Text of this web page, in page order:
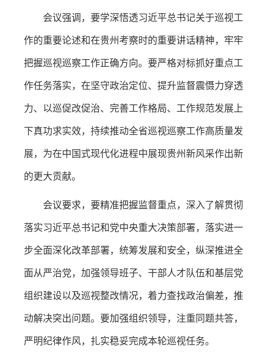
会议强调，要学深悟透习近平总书记关于巡视工
作的重要论述和在贵州考察时的重要讲话精神，牢牢
把握巡视巡察工作正确方向。要严格对标抓好重点工
作任务落实，在坚守政治定位、提升监督震慑力穿透
力、以巡促改促治、完善工作格局、工作规范发展上
下真功求实效，持续推动全省巡视巡察工作高质量发
展，为在中国式现代化进程中展现贵州新风采作出新
的更大贡献。
会议要求，要精准把握监督重点，深入了解贯彻
落实习近平总书记和党中央重大决策部署，落实进一
步全面深化改革部署，统筹发展和安全，纵深推进全
面从严治党，加强领导班子、干部人才队伍和基层党
组织建设以及巡视整改情况，着力查找政治偏差，推
动解决突出问题。要加强组织领导，注重同题共答，
严明纪律作风，扎实稳妥完成本轮巡视任务。